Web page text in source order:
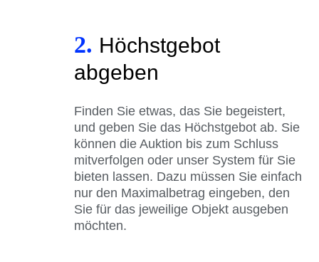
2. Höchstgebot
abgeben
Finden Sie etwas, das Sie begeistert,
und geben Sie das Höchstgebot ab. Sie
können die Auktion bis zum Schluss
mitverfolgen oder unser System für Sie
bieten lassen. Dazu müssen Sie einfach
nur den Maximalbetrag eingeben, den
Sie für das jeweilige Objekt ausgeben
möchten.